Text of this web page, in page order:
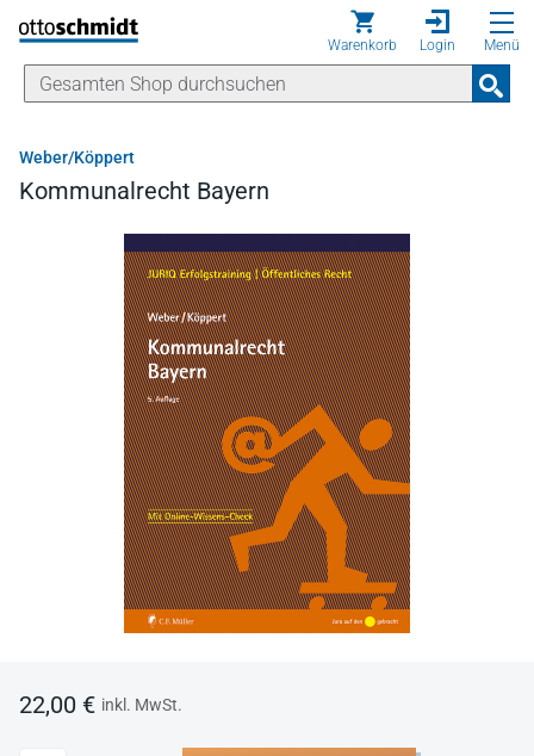
Direkt zum Inhalt
Warenkorb Login Menü
Weber/Köppert
Kommunalrecht Bayern
22,00 € inkl. MwSt.